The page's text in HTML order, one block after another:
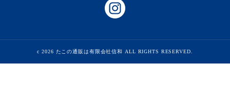
c 2026 たこの通販は有限会社信和 ALL RIGHTS RESERVED.